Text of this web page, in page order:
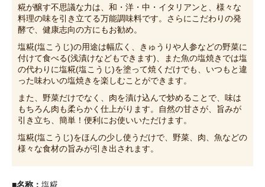
糀が醸す不思議な力は、和・洋・中・イタリアンと、様々な
料理の味を引き立てる万能調味料です。さらにこだわりの発
酵で、健康志向の方にもお勧め。
塩糀(塩こうじ)の用途は幅広く、きゅうりや人参などの野菜に
付けて食べる(浅漬けなどもできます)、また魚の塩焼きでは塩
の代わりに塩糀(塩こうじ)を塗って焼くだけでも、いつもと違
った味わいの塩焼きを楽しむことができます。
また、野菜だけでなく、肉を漬け込んで炒めることで、味は
もちろん肉も柔らかく仕上がります。自然の甘さが、旨みが
引き立ち、簡単！便利にお使いいただけます。
塩糀(塩こうじ)をほんの少し使うだけで、野菜、肉、魚などの
様々な食材の旨みが引き出されます。
■名称： 塩糀